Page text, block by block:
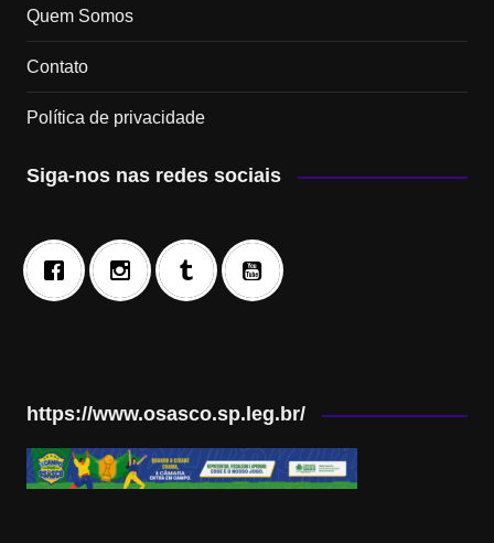
Quem Somos
Contato
Política de privacidade
Siga-nos nas redes sociais
https://www.osasco.sp.leg.br/